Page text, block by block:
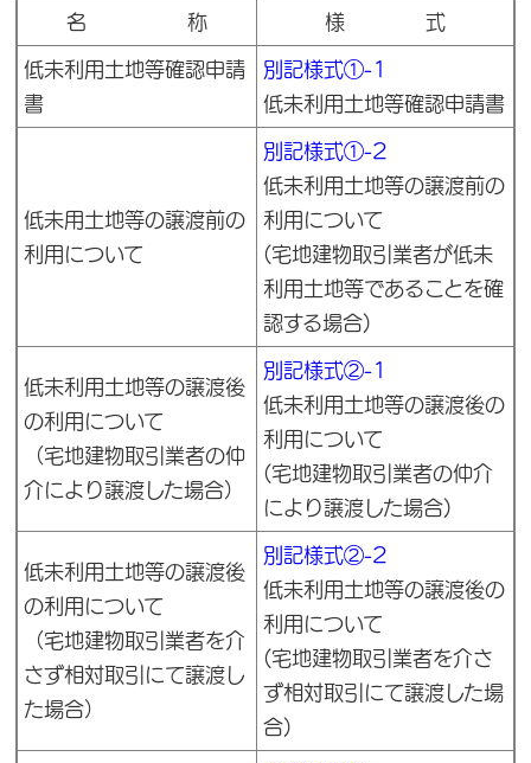
名 称 様 式
低未利用土地等確認申請
書
別記様式①-1
低未利用土地等確認申請書
低未用土地等の譲渡前の
利用について
別記様式①-2
低未利用土地等の譲渡前の
利用について
(宅地建物取引業者が低未
利用土地等であることを確
認する場合)
低未利用土地等の譲渡後
の利用について
（宅地建物取引業者の仲
介により譲渡した場合）
別記様式②-1
低未利用土地等の譲渡後の
利用について
(宅地建物取引業者の仲介
により譲渡した場合)
低未利用土地等の譲渡後
の利用について
（宅地建物取引業者を介
さず相対取引にて譲渡し
た場合）
別記様式②-2
低未利用土地等の譲渡後の
利用について
(宅地建物取引業者を介さ
ず相対取引にて譲渡した場
合)